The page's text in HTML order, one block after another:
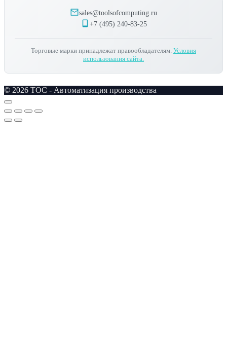
sales@toolsofcomputing.ru
+7 (495) 240-83-25
Торговые марки принадлежат правообладателям. Условия
использования сайта.
© 2026 TOC - Автоматизация производства